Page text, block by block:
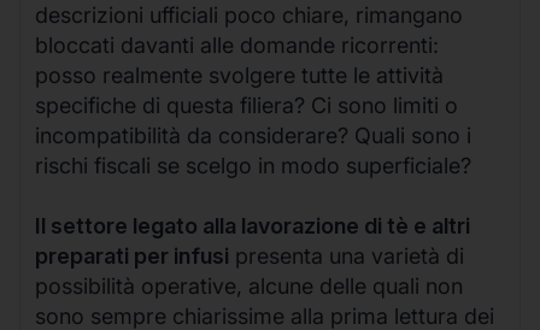
descrizioni ufficiali poco chiare, rimangano
bloccati davanti alle domande ricorrenti:
posso realmente svolgere tutte le attività
specifiche di questa filiera? Ci sono limiti o
incompatibilità da considerare? Quali sono i
rischi fiscali se scelgo in modo superficiale?
Il settore legato alla lavorazione di tè e altri
preparati per infusi presenta una varietà di
possibilità operative, alcune delle quali non
sono sempre chiarissime alla prima lettura dei